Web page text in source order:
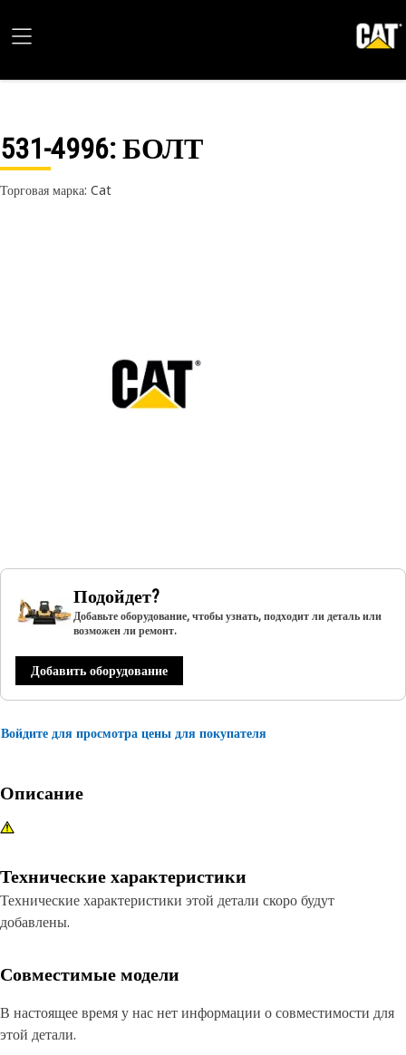
531-4996: БОЛТ
Торговая марка: Cat
Подойдет?
Добавьте оборудование, чтобы узнать, подходит ли деталь или
возможен ли ремонт.
Добавить оборудование
Войдите для просмотра цены для покупателя
Описание
Технические характеристики
Технические характеристики этой детали скоро будут
добавлены.
Совместимые модели
В настоящее время у нас нет информации о совместимости для
этой детали.